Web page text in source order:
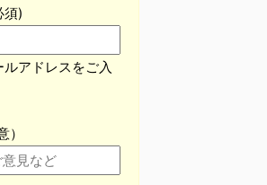
須)
アドレスをご入